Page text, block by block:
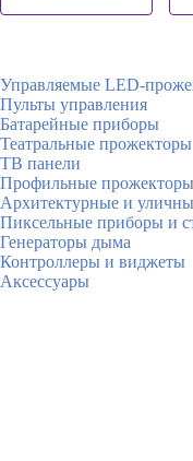
Управляемые LED-
Пульты управления
Батарейные приборы
Театральные прожекторы
ТВ панели
Профильные прожекторы
Архитектурные и
Пиксельные приборы и
Генераторы дыма
Контроллеры и виджеты
Аксессуары